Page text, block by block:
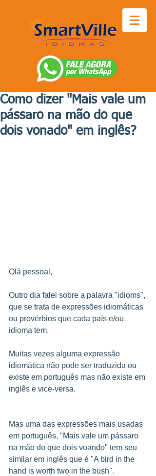
Como dizer "Mais vale um
pássaro na mão do que
dois vonado" em inglês?
Olá pessoal,
Outro dia falei sobre a palavra "idioms",
que se trata de expressões idiomáticas
ou provérbios que cada país e/ou
idioma tem.
Muitas vezes alguma expressão
idiomática não pode ser traduzida ou
existe em português mas não existe em
inglês e vice-versa.
Mas uma das expressões mais usadas
em português, "Mais vale um pássaro
na mão do que dois voando" tem seu
similar em inglês que é "A bird in the
hand is worth two in the bush".